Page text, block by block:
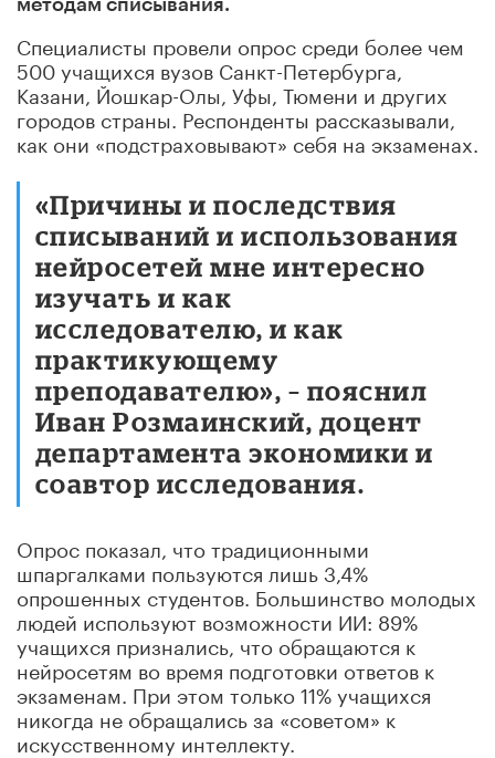
методам списывания.
Специалисты провели опрос среди более чем
500 учащихся вузов Санкт-Петербурга,
Казани, Йошкар-Олы, Уфы, Тюмени и других
городов страны. Респонденты рассказывали,
как они «подстраховывают» себя на экзаменах.
«Причины и последствия
списываний и использования
нейросетей мне интересно
изучать и как
исследователю, и как
практикующему
преподавателю», – пояснил
Иван Розмаинский, доцент
департамента экономики и
соавтор исследования.
Опрос показал, что традиционными
шпаргалками пользуются лишь 3,4%
опрошенных студентов. Большинство молодых
людей используют возможности ИИ: 89%
учащихся признались, что обращаются к
нейросетям во время подготовки ответов к
экзаменам. При этом только 11% учащихся
никогда не обращались за «советом» к
искусственному интеллекту.